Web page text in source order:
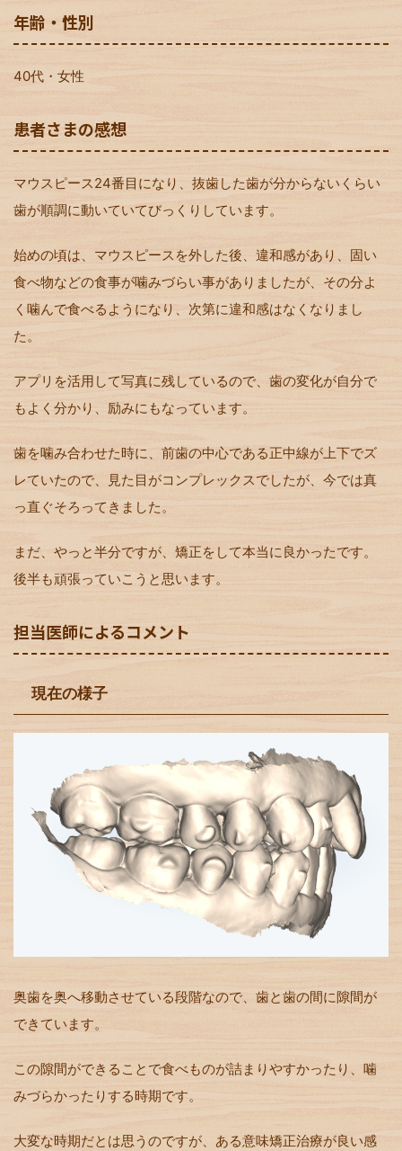
年齢・性別
40代・女性
患者さまの感想
マウスピース24番目になり、抜歯した歯が分からないくらい
歯が順調に動いていてびっくりしています。
始めの頃は、マウスピースを外した後、違和感があり、固い
食べ物などの食事が噛みづらい事がありましたが、その分よ
く噛んで食べるようになり、次第に違和感はなくなりまし
た。
アプリを活用して写真に残しているので、歯の変化が自分で
もよく分かり、励みにもなっています。
歯を噛み合わせた時に、前歯の中心である正中線が上下でズ
レていたので、見た目がコンプレックスでしたが、今では真
っ直ぐそろってきました。
まだ、やっと半分ですが、矯正をして本当に良かったです。
後半も頑張っていこうと思います。
担当医師によるコメント
現在の様子
奥歯を奥へ移動させている段階なので、歯と歯の間に隙間が
できています。
この隙間ができることで食べものが詰まりやすかったり、噛
みづらかったりする時期です。
大変な時期だとは思うのですが、ある意味矯正治療が良い感